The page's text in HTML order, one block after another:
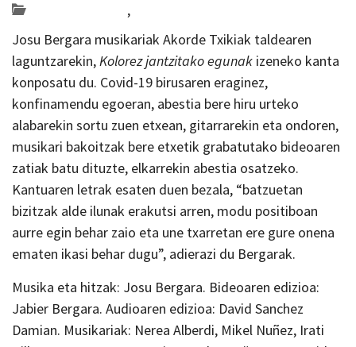
,
Josu Bergara musikariak Akorde Txikiak taldearen
laguntzarekin,Kolorez jantzitako egunak izeneko kanta
konposatu du. Covid-19 birusaren eraginez,
konfinamendu egoeran, abestia bere hiru urteko
alabarekin sortu zuen etxean, gitarrarekin eta ondoren,
musikari bakoitzak bere etxetik grabatutako bideoaren
zatiak batu dituzte, elkarrekin abestia osatzeko.
Kantuaren letrak esaten duen bezala, “batzuetan
bizitzak alde ilunak erakutsi arren, modu positiboan
aurre egin behar zaio eta une txarretan ere gure onena
ematen ikasi behar dugu”, adierazi du Bergarak.
Musika eta hitzak: Josu Bergara. Bideoaren edizioa:
Jabier Bergara. Audioaren edizioa: David Sanchez
Damian. Musikariak: Nerea Alberdi, Mikel Nuñez, Irati